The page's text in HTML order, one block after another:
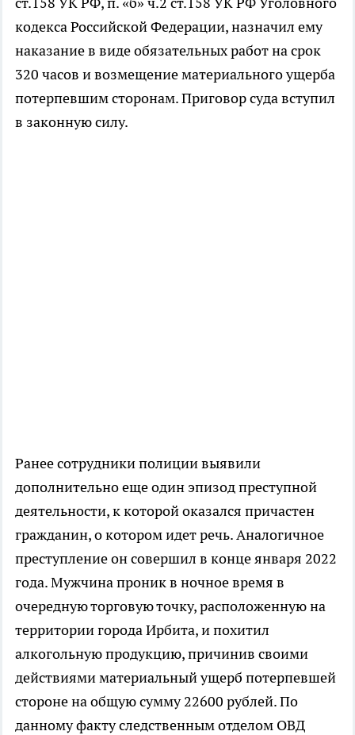
кодекса Российской Федерации, назначил ему
наказание в виде обязательных работ на срок
320 часов и возмещение материального ущерба
потерпевшим сторонам. Приговор суда вступил
в законную силу.
Ранее сотрудники полиции выявили
дополнительно еще один эпизод преступной
деятельности, к которой оказался причастен
гражданин, о котором идет речь. Аналогичное
преступление он совершил в конце января 2022
года. Мужчина проник в ночное время в
очередную торговую точку, расположенную на
территории города Ирбита, и похитил
алкогольную продукцию, причинив своими
действиями материальный ущерб потерпевшей
стороне на общую сумму 22600 рублей. По
данному факту следственным отделом ОВД